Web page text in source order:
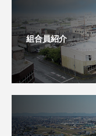
組合員紹介